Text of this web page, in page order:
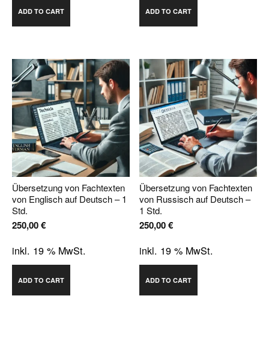
ADD TO CART ADD TO CART
Übersetzung von Fachtexten
von Englisch auf Deutsch – 1
Std.
250,00€
inkl. 19 % MwSt.
ADD TO CART
Übersetzung von Fachtexten
von Russisch auf Deutsch –
1 Std.
250,00€
inkl. 19 % MwSt.
ADD TO CART